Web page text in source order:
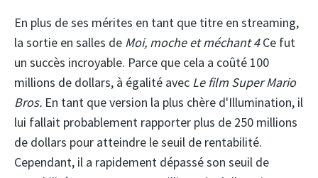
En plus de ses mérites en tant que titre en streaming,
la sortie en salles de Moi, moche et méchant 4Ce fut
un succès incroyable. Parce que cela a coûté 100
millions de dollars, à égalité avec Le film Super Mario
Bros. En tant que version la plus chère d'Illumination, il
lui fallait probablement rapporter plus de 250 millions
de dollars pour atteindre le seuil de rentabilité.
Cependant, il a rapidement dépassé son seuil de